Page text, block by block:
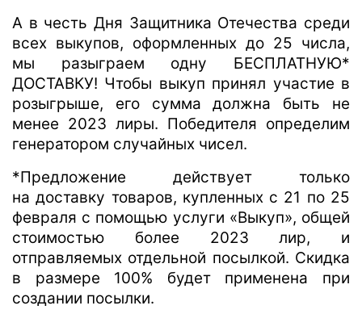
А в честь Дня Защитника Отечества среди
всех выкупов, оформленных до 25 числа,
мы разыграем одну БЕСПЛАТНУЮ*
ДОСТАВКУ! Чтобы выкуп принял участие в
розыгрыше, его сумма должна быть не
менее 2023 лиры. Победителя определим
генератором случайных чисел.
*Предложение действует только
на доставку товаров, купленных с 21 по 25
февраля с помощью услуги «Выкуп», общей
стоимостью более 2023 лир, и
отправляемых отдельной посылкой. Скидка
в размере 100% будет применена при
создании посылки.